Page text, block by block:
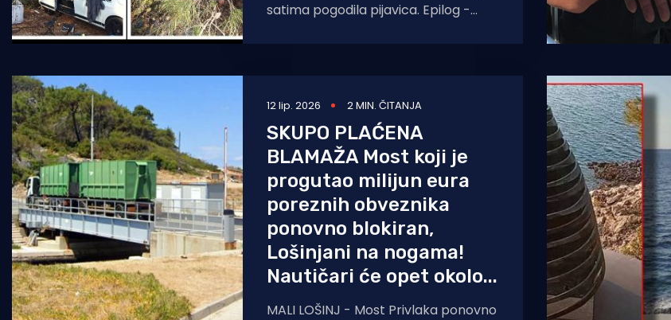
satima pogodila pijavica. Epilog -
šteta u dva
12 lip. 2026 2 MIN. ČITANJA
SKUPO PLAĆENA
BLAMAŽA Most koji je
progutao milijun eura
poreznih obveznika
ponovno blokiran,
Lošinjani na nogama!
Nautičari će opet okolo...
MALI LOŠINJ - Most Privlaka ponovno